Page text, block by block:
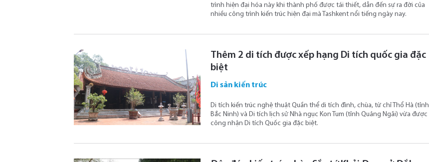
trình hiện đại hóa này khi thành phố được tái thiết, dẫn đến sự ra đời của
nhiều công trình kiến ​​trúc hiện đại mà Tashkent nổi tiếng ngày nay.
Thêm 2 di tích được xếp hạng Di tích quốc gia đặc
biệt
Di sản kiến trúc
Di tích kiến trúc nghệ thuật Quần thể di tích đình, chùa, từ chỉ Thổ Hà (tỉnh
Bắc Ninh) và Di tích lịch sử Nhà ngục Kon Tum (tỉnh Quảng Ngãi) vừa được
công nhận Di tích Quốc gia đặc biệt.